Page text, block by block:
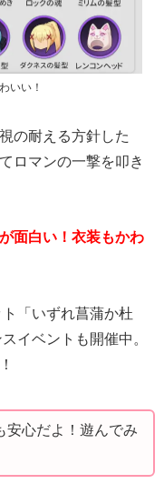
いい！
の耐える方針した
ロマンの一撃を叩き
面白い！衣装もかわ
「いずれ菖蒲か杜
イベントも開催中。
安心だよ！遊んでみ